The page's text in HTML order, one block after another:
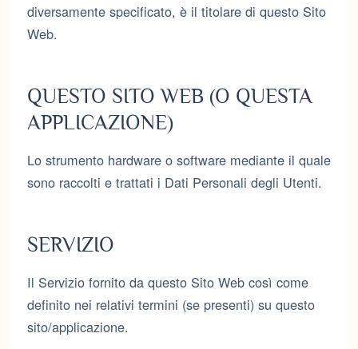
diversamente specificato, è il titolare di questo Sito
Web.
QUESTO SITO WEB (O QUESTA
APPLICAZIONE)
Lo strumento hardware o software mediante il quale
sono raccolti e trattati i Dati Personali degli Utenti.
SERVIZIO
Il Servizio fornito da questo Sito Web così come
definito nei relativi termini (se presenti) su questo
sito/applicazione.